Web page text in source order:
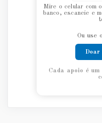
Mire o celular com
banco, escaneie e
Ou use
Doar
Cada apoio é